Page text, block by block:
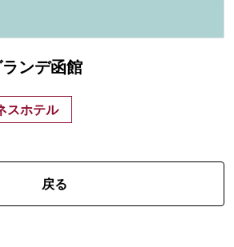
ンデ函館
スホテル
戻る